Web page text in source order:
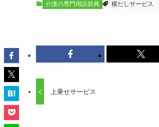
介護の専門用語辞典 横だしサービス
上乗せサービス